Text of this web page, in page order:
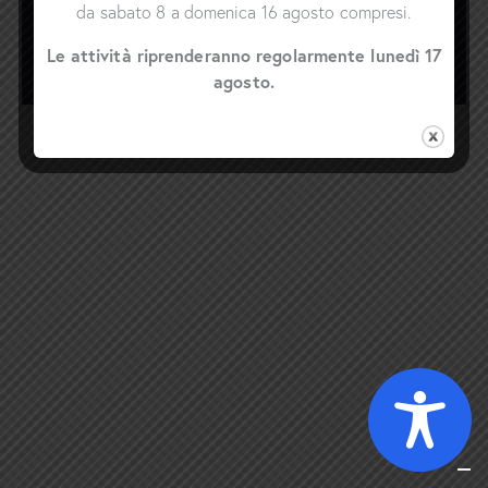
aut odit aut fugit.
da sabato 8 a domenica 16 agosto compresi.
Le attività riprenderanno regolarmente lunedì 17
agosto.